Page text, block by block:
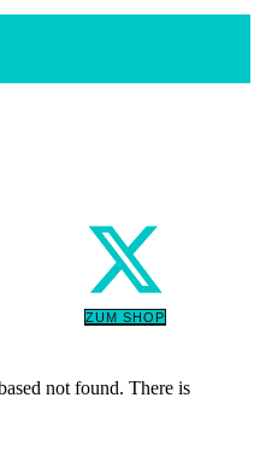
ZUM SHOP
not found. There is